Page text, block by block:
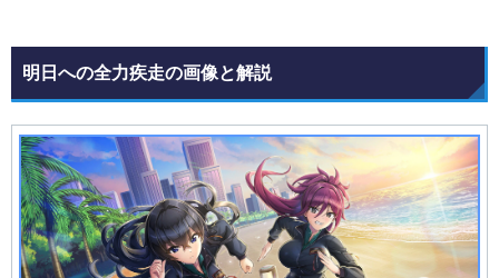
明日への全力疾走の画像と解説